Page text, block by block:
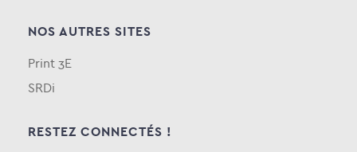
NOS AUTRES SITES
Print 3E
SRDi
RESTEZ CONNECTÉS !